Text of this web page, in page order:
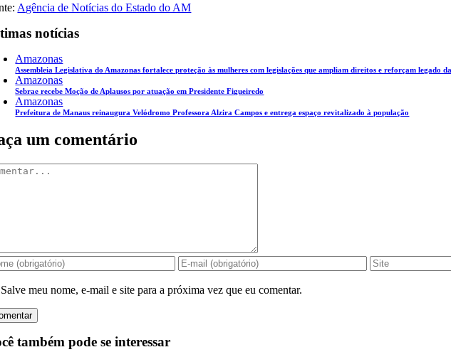
Agência de Notícias do Estado do AM
notícias
Amazonas
Assembleia Legislativa do Amazonas fortalece proteção às mulheres com legislações que ampliam direitos e reforçam legado
Amazonas
Sebrae recebe Moção de Aplausos por atuação em Presidente Figueiredo
Amazonas
Prefeitura de Manaus reinaugura Velódromo Professora Alzira Campos e entrega espaço revitalizado à população
um comentário
Salve meu nome, e-mail e site para a próxima vez que eu comentar.
também pode se interessar